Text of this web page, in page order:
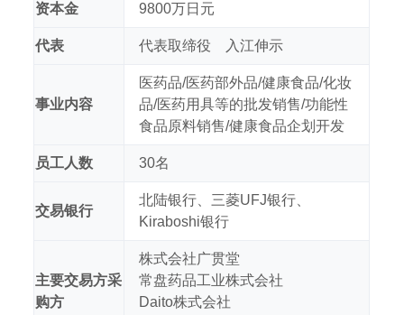
资本金 9800万日元
代表 代表取缔役 入江伸示
事业内容
医药品/医药部外品/健康食品/化妆
品/医药用具等的批发销售/功能性
食品原料销售/健康食品企划开发
员工人数 30名
交易银行
北陆银行、三菱UFJ银行、
Kiraboshi银行
主要交易方采
购方
株式会社广贯堂
常盘药品工业株式会社
Daito株式会社